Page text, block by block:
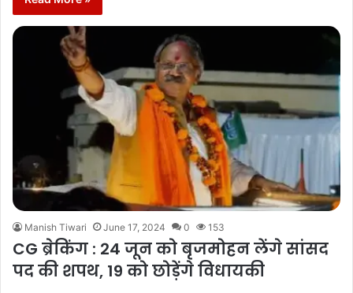
Manish Tiwari June 17, 2024 0 153
CG ब्रेकिंग : 24 जून को बृजमोहन लेंगे सांसद
पद की शपथ, 19 को छोड़ेंगे विधायकी